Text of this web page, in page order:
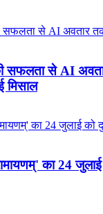
सफलता से AI
मिसाल
का 24